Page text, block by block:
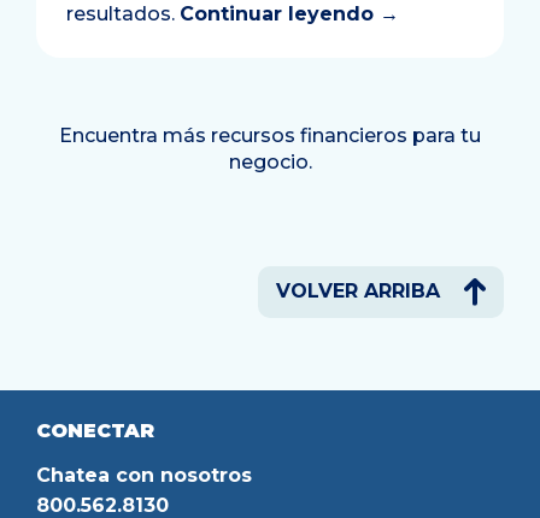
resultados. Continuar leyendo →
Encuentra más recursos financieros para tu
negocio.
VOLVER ARRIBA
CONECTAR
Chatea con nosotros
800.562.8130